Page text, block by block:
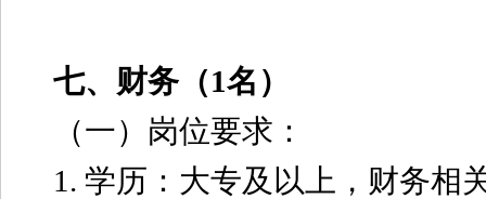
七、财务（1名）
（一）岗位要求：
1. 学历：大专及以上，财务相